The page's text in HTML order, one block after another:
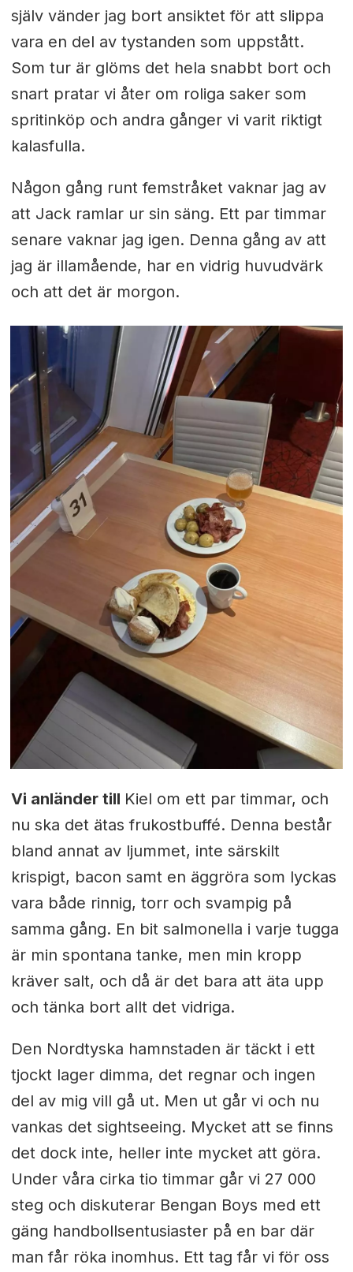
själv vänder jag bort ansiktet för att slippa
vara en del av tystanden som uppstått.
Som tur är glöms det hela snabbt bort och
snart pratar vi åter om roliga saker som
spritinköp och andra gånger vi varit riktigt
kalasfulla.
Någon gång runt femstråket vaknar jag av
att Jack ramlar ur sin säng. Ett par timmar
senare vaknar jag igen. Denna gång av att
jag är illamående, har en vidrig huvudvärk
och att det är morgon.
Vi anländer till Kiel om ett par timmar, och
nu ska det ätas frukostbuffé. Denna består
bland annat av ljummet, inte särskilt
krispigt, bacon samt en äggröra som lyckas
vara både rinnig, torr och svampig på
samma gång. En bit salmonella i varje tugga
är min spontana tanke, men min kropp
kräver salt, och då är det bara att äta upp
och tänka bort allt det vidriga.
Den Nordtyska hamnstaden är täckt i ett
tjockt lager dimma, det regnar och ingen
del av mig vill gå ut. Men ut går vi och nu
vankas det sightseeing. Mycket att se finns
det dock inte, heller inte mycket att göra.
Under våra cirka tio timmar går vi 27 000
steg och diskuterar Bengan Boys med ett
gäng handbollsentusiaster på en bar där
man får röka inomhus. Ett tag får vi för oss